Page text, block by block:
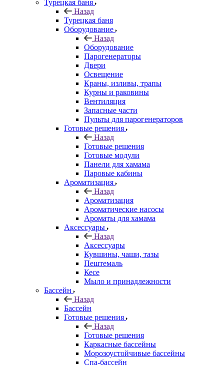
Турецкая баня
Назад
Турецкая баня
Оборудование
Назад
Оборудование
Парогенераторы
Двери
Освещение
Краны, изливы, трапы
Курны и раковины
Вентиляция
Запасные части
Пульты для парогенераторов
Готовые решения
Назад
Готовые решения
Готовые модули
Панели для хамама
Паровые кабины
Ароматизация
Назад
Ароматизация
Ароматические насосы
Ароматы для хамама
Аксессуары
Назад
Аксессуары
Кувшины, чаши, тазы
Пештемаль
Кесе
Мыло и принадлежности
Бассейн
Назад
Бассейн
Готовые решения
Назад
Готовые решения
Каркасные бассейны
Морозоустойчивые бассейны
Спа-бассейн